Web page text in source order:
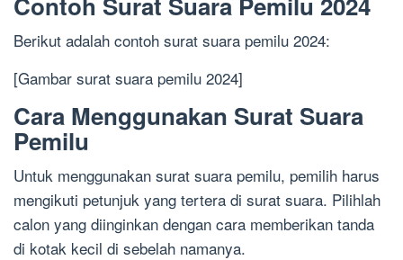
Berikut adalah contoh surat suara pemilu 2024:
[Gambar surat suara pemilu 2024]
Cara Menggunakan Surat Suara
Pemilu
Untuk menggunakan surat suara pemilu, pemilih harus
mengikuti petunjuk yang tertera di surat suara. Pilihlah
calon yang diinginkan dengan cara memberikan tanda
di kotak kecil di sebelah namanya.